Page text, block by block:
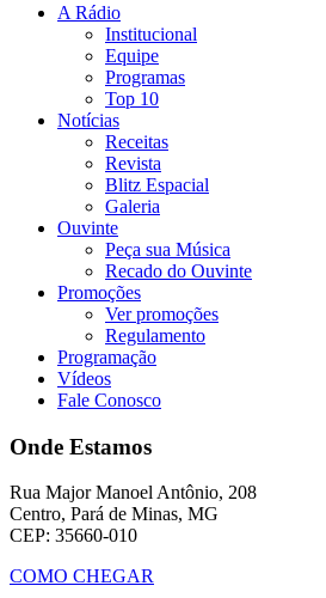
A Rádio
Institucional
Equipe
Programas
Top 10
Notícias
Receitas
Revista
Blitz Espacial
Galeria
Ouvinte
Peça sua Música
Recado do Ouvinte
Promoções
Ver promoções
Regulamento
Programação
Vídeos
Fale Conosco
Onde Estamos
Rua Major Manoel Antônio, 208
Centro, Pará de Minas, MG
CEP: 35660-010
COMO CHEGAR